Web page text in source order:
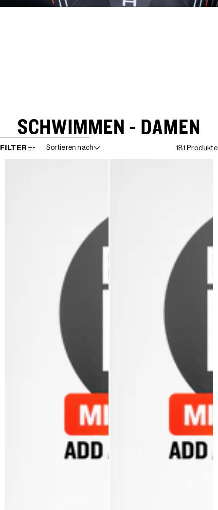
SCHWIMMEN - DAMEN
WEITER ZUR ERGEBNISLISTE
FILTER Sortieren nach 181 Produkte